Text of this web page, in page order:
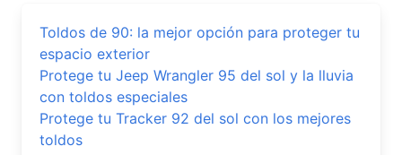
Toldos de 90: la mejor opción para proteger tu
espacio exterior
Protege tu Jeep Wrangler 95 del sol y la lluvia
con toldos especiales
Protege tu Tracker 92 del sol con los mejores
toldos